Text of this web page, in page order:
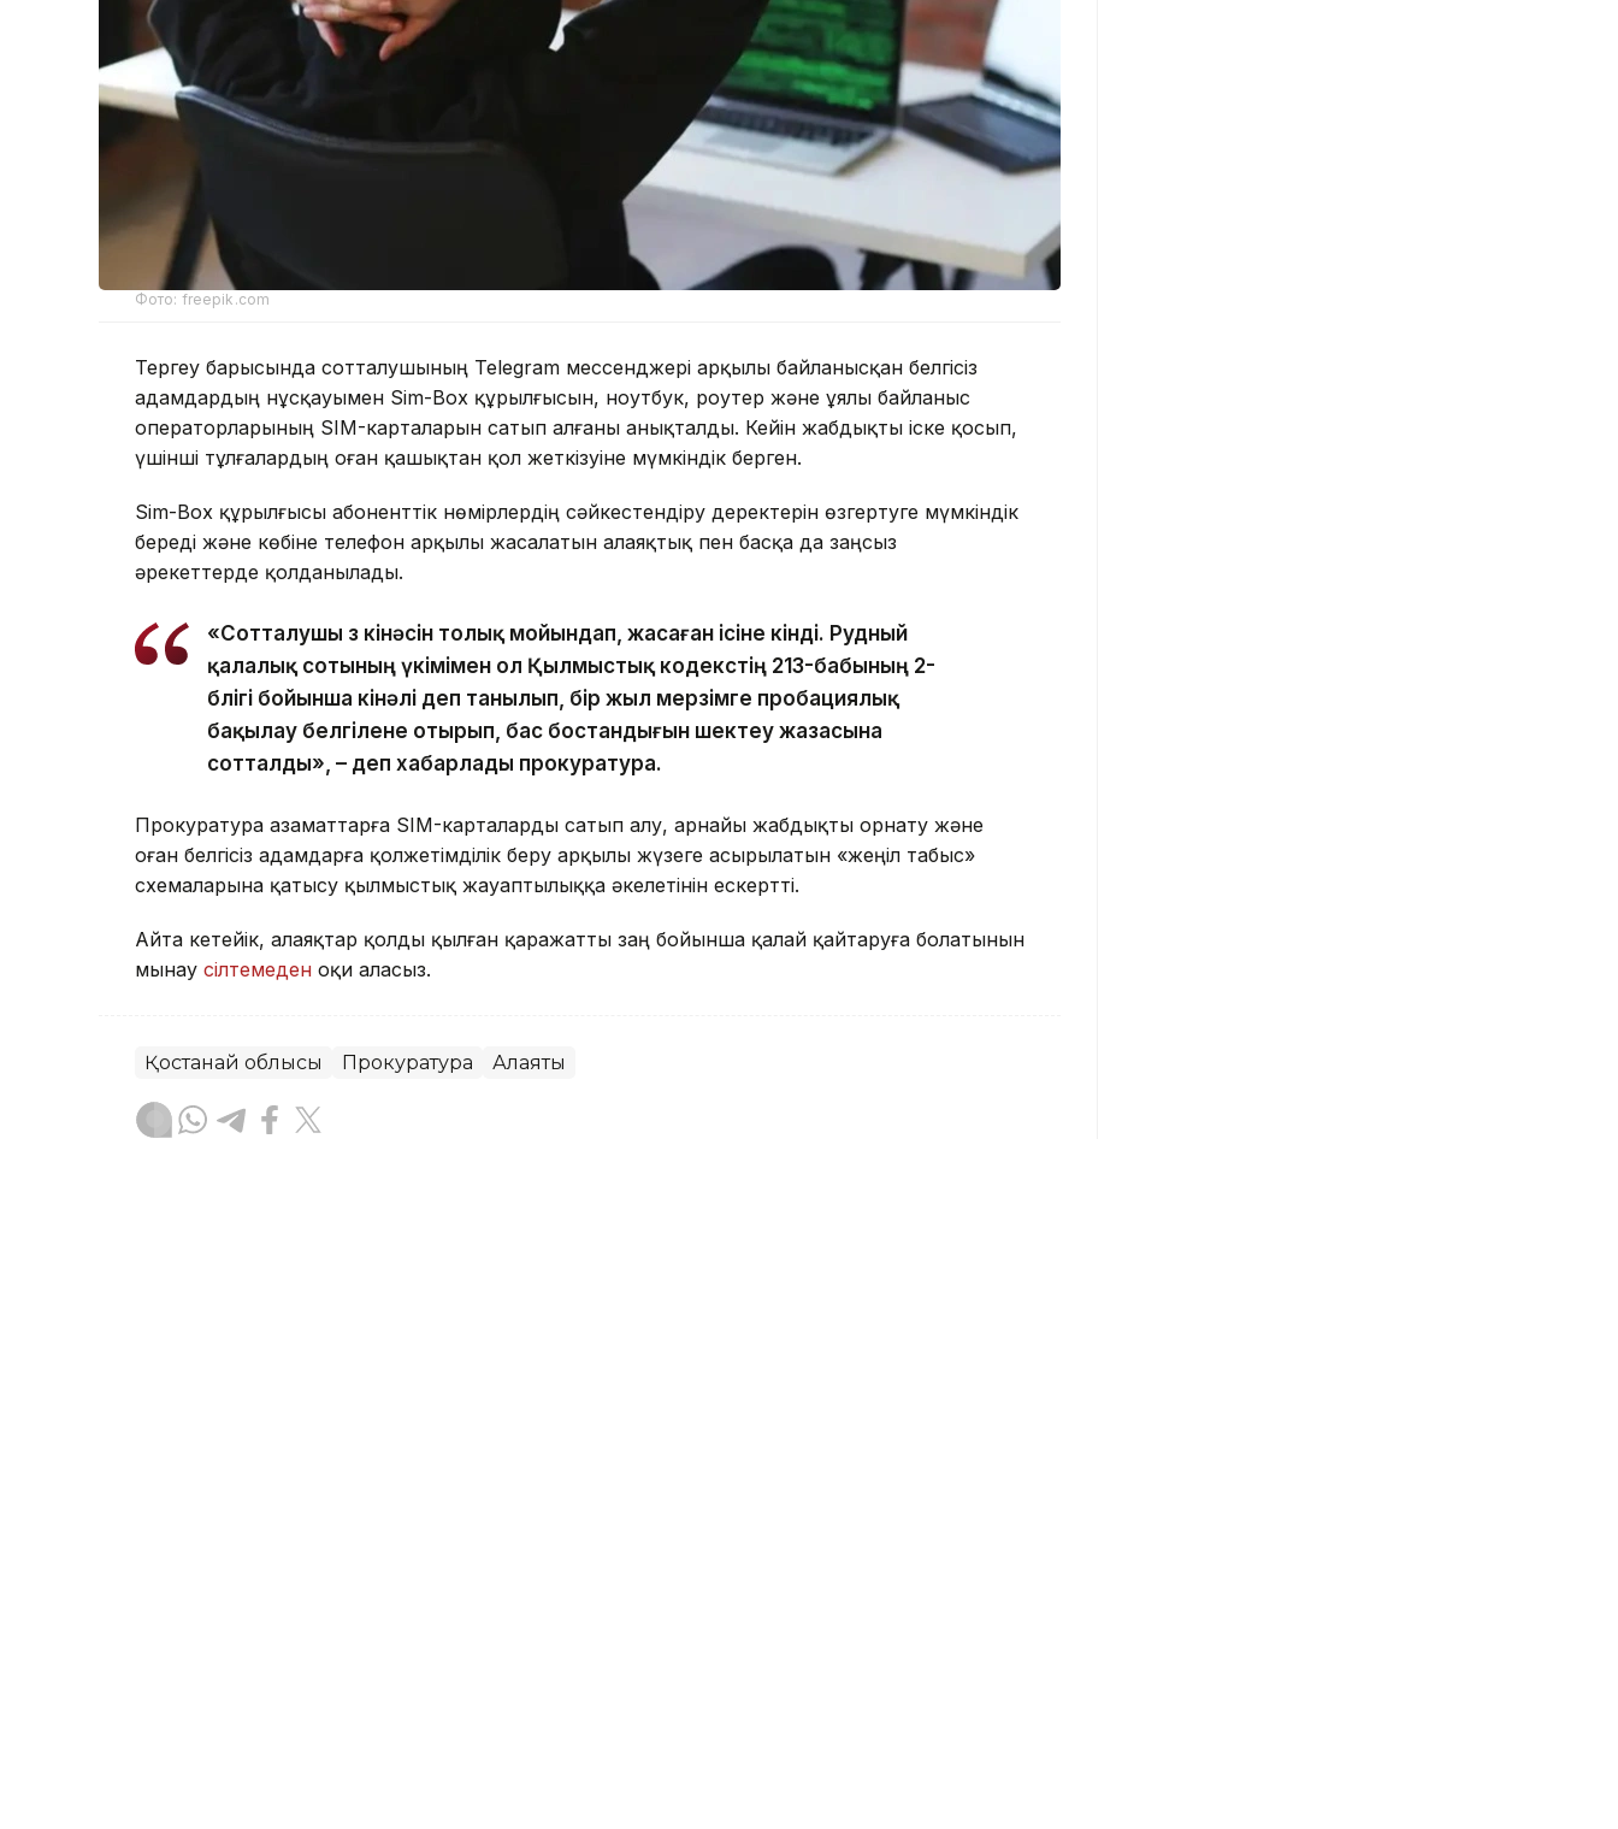
Фото: freepik.com
Тергеу барысында сотталушының Telegram мессенджері арқылы байланысқан белгісіз
адамдардың нұсқауымен Sim-Box құрылғысын, ноутбук, роутер және ұялы байланыс
операторларының SIM-карталарын сатып алғаны анықталды. Кейін жабдықты іске қосып,
үшінші тұлғалардың оған қашықтан қол жеткізуіне мүмкіндік берген.
Sim-Box құрылғысы абоненттік нөмірлердің сәйкестендіру деректерін өзгертуге мүмкіндік
береді және көбіне телефон арқылы жасалатын алаяқтық пен басқа да заңсыз
әрекеттерде қолданылады.
«Сотталушы өз кінәсін толық мойындап, жасаған ісіне өкінді. Рудный
қалалық сотының үкімімен ол Қылмыстық кодекстің 213-бабының 2-
бөлігі бойынша кінәлі деп танылып, бір жыл мерзімге пробациялық
бақылау белгілене отырып, бас бостандығын шектеу жазасына
сотталды», – деп хабарлады прокуратура.
Прокуратура азаматтарға SIM-карталарды сатып алу, арнайы жабдықты орнату және
оған белгісіз адамдарға қолжетімділік беру арқылы жүзеге асырылатын «жеңіл табыс»
схемаларына қатысу қылмыстық жауаптылыққа әкелетінін ескертті.
Айта кетейік, алаяқтар қолды қылған қаражатты заң бойынша қалай қайтаруға болатынын
мынау сілтемеден оқи аласыз.
Қостанай облысы Прокуратура Алаяқтық